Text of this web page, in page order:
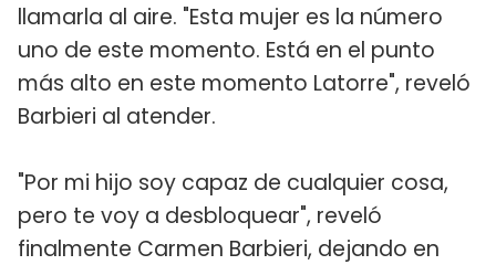
llamarla al aire. "Esta mujer es la número
uno de este momento. Está en el punto
más alto en este momento Latorre", reveló
Barbieri al atender.
"Por mi hijo soy capaz de cualquier cosa,
pero te voy a desbloquear", reveló
finalmente Carmen Barbieri, dejando en